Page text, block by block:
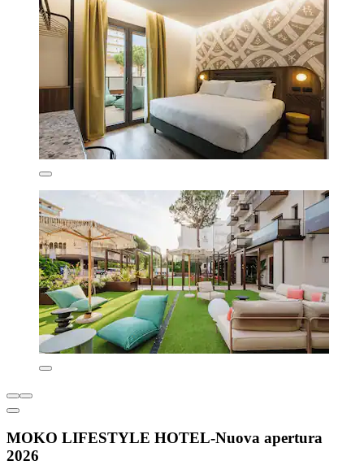
MOKO LIFESTYLE HOTEL-Nuova apertura
2026